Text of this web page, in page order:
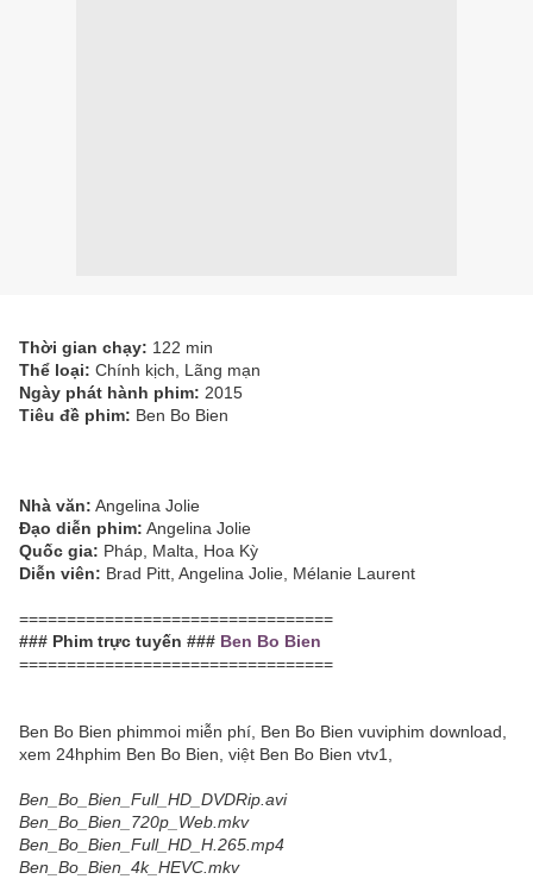
Thời gian chạy: 122 min
Thể loại: Chính kịch, Lãng mạn
Ngày phát hành phim: 2015
Tiêu đề phim: Ben Bo Bien
Nhà văn: Angelina Jolie
Đạo diễn phim: Angelina Jolie
Quốc gia: Pháp, Malta, Hoa Kỳ
Diễn viên: Brad Pitt, Angelina Jolie, Mélanie Laurent
=================================
### Phim trực tuyến ### Ben Bo Bien
=================================
Ben Bo Bien phimmoi miễn phí, Ben Bo Bien vuviphim download,
xem 24hphim Ben Bo Bien, việt Ben Bo Bien vtv1,
Ben_Bo_Bien_Full_HD_DVDRip.avi
Ben_Bo_Bien_720p_Web.mkv
Ben_Bo_Bien_Full_HD_H.265.mp4
Ben_Bo_Bien_4k_HEVC.mkv